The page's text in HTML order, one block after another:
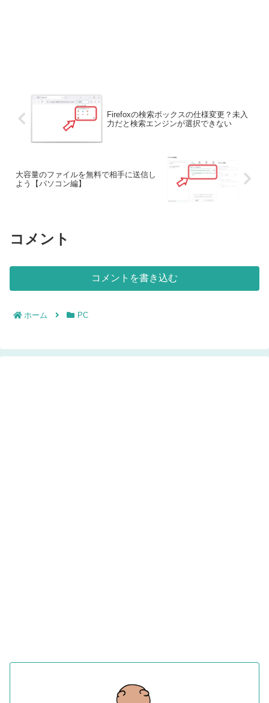
Firefoxの検索ボックスの仕様変更？未入
力だと検索エンジンが選択できない
大容量のファイルを無料で相手に送信し
よう【パソコン編】
コメント
コメントを書き込む
ホーム PC